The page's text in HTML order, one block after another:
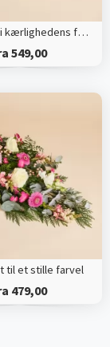
Bårebuket i kærlighedens farver
549,00
til et stille farvel
479,00